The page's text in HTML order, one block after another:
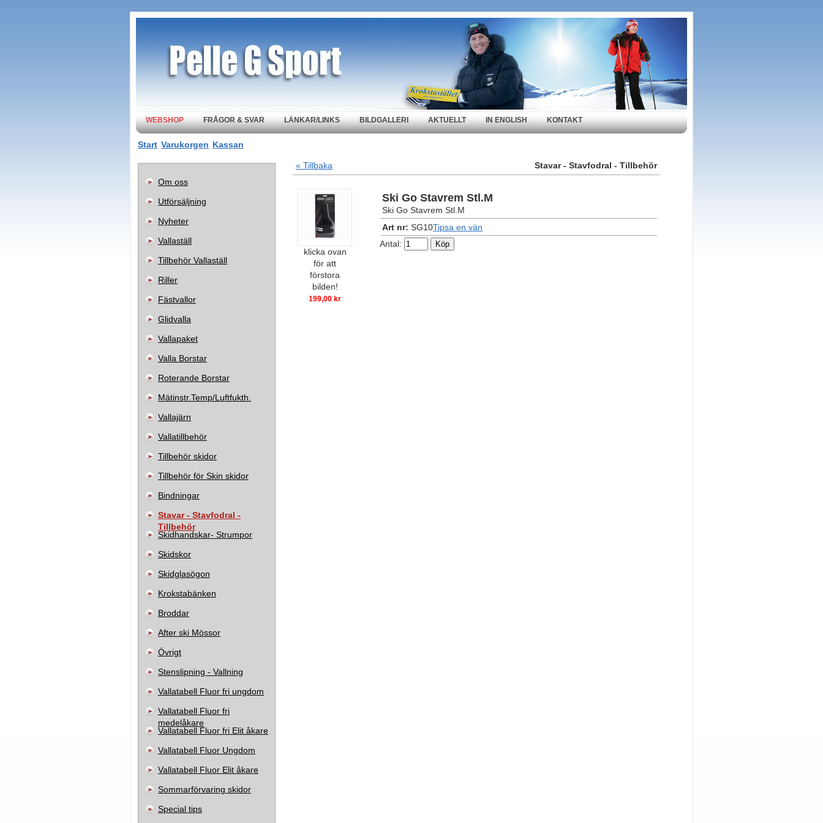
WEBSHOP FRÅGOR & SVAR LÄNKAR/LINKS BILDGALLERI AKTUELLT IN ENGLISH KONTAKT
Start Varukorgen Kassan
Om oss
Utförsäljning
Nyheter
Vallaställ
Tillbehör Vallaställ
Riller
Fästvallor
Glidvalla
Vallapaket
Valla Borstar
Roterande Borstar
Mätinstr.Temp/Luftfukth.
Vallajärn
Vallatillbehör
Tillbehör skidor
Tillbehör för Skin skidor
Bindningar
Stavar - Stavfodral -
Tillbehör
Skidhandskar- Strumpor
Skidskor
Skidglasögon
Krokstabänken
Broddar
After ski Mössor
Övrigt
Stenslipning - Vallning
Vallatabell Fluor fri ungdom
Vallatabell Fluor fri
medelåkare
Vallatabell Fluor fri Elit åkare
Vallatabell Fluor Ungdom
Vallatabell Fluor Elit åkare
Sommarförvaring skidor
Special tips
« Tillbaka Stavar - Stavfodral - Tillbehör
klicka ovan
för att
förstora
bilden!
199,00 kr
Ski Go Stavrem Stl.M
Ski Go Stavrem Stl.M
Art nr: SG10Tipsa en vän
Antal: